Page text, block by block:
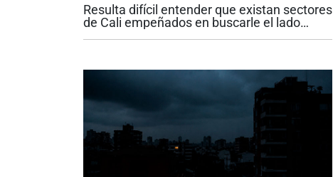
Resulta difícil entender que existan sectores
de Cali empeñados en buscarle el lado
negativo a uno de los hechos más
el...